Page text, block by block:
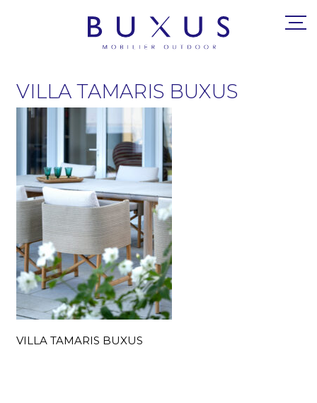
VILLA TAMARIS BUXUS
VILLA TAMARIS BUXUS